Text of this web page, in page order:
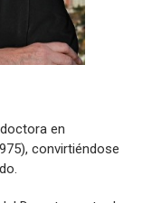
en
convirtiéndose